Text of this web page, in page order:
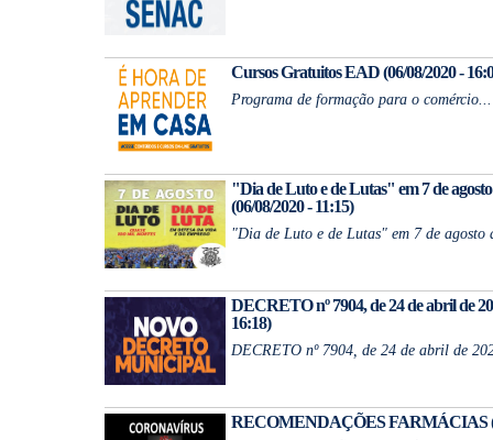
Cursos Gratuitos EAD (06/08/2020 -
Programa de formação para o comércio...
"Dia de Luto e de Lutas" em 7 de agosto
(06/08/2020 - 11:15)
"Dia de Luto e de Lutas" em 7 de agosto
DECRETO nº 7904, de 24 de abril de
16:18)
DECRETO nº 7904, de 24 de abril de
RECOMENDAÇÕES FARMÁCIAS